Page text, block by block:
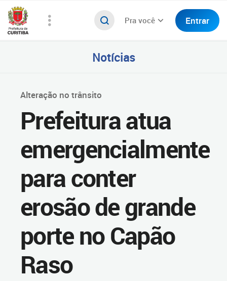
Pra você Entrar
Notícias
Alteração no trânsito
Prefeitura atua
emergencialmente
para conter
erosão de grande
porte no Capão
Raso